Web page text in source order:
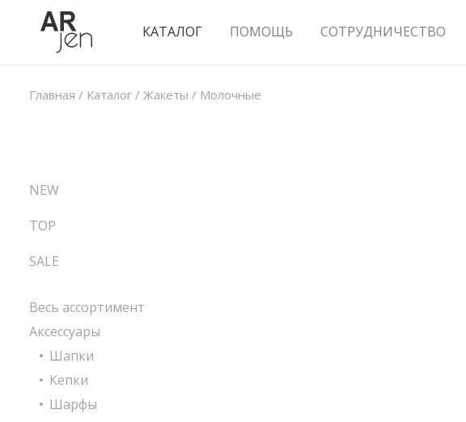
КАТАЛОГ ПОМОЩЬ СОТРУДНИЧЕСТВО
Главная / Каталог / Жакеты / Молочные
NEW
TOP
SALE
Весь ассортимент
Аксессуары
Шапки
Кепки
Шарфы